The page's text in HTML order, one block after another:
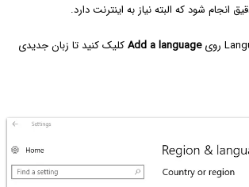
انجام شود که البته نیاز به اینترنت دارد.
Add a languageکلیک کنید تا زبان جدیدی